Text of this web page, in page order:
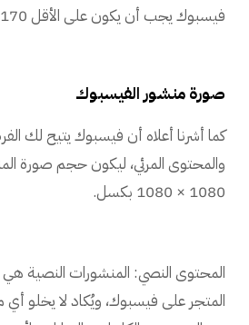
فيسبوك يجب أن يكون على الأقل 170 × 170 بكسل.
صورة منشور الفيسبوك
كما أشرنا أعلاه أن فيسبوك يتيح لك
والمحتوى المرئي، ليكون حجم صورة
1080 × 1080 بكسل.
المحتوى النصي: المنشورات النصية
المتجر على فيسبوك، ويُكاد لا يخلو